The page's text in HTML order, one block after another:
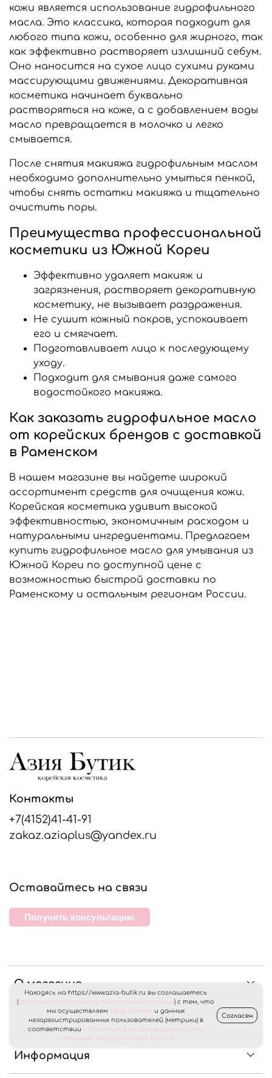
кожи является использование гидрофильного
масла. Это классика, которая подходит для
любого типа кожи, особенно для жирного, так
как эффективно растворяет излишний себум.
Оно наносится на сухое лицо сухими руками
массирующими движениями. Декоративная
косметика начинает буквально
растворяться на коже, а с добавлением воды
масло превращается в молочко и легко
смывается.
После снятия макияжа гидрофильным маслом
необходимо дополнительно умыться пенкой,
чтобы снять остатки макияжа и тщательно
очистить поры.
Преимущества профессиональной
косметики из Южной Кореи
Эффективно удаляет макияж и
загрязнения, растворяет декоративную
косметику, не вызывает раздражения.
Не сушит кожный покров, успокаивает
его и смягчает.
Подготавливает лицо к последующему
уходу.
Подходит для смывания даже самого
водостойкого макияжа.
Как заказать гидрофильное масло
от корейских брендов с доставкой
в Раменском
В нашем магазине вы найдете широкий
ассортимент средств для очищения кожи.
Корейская косметика удивит высокой
эффективностью, экономичным расходом и
натуральными ингредиентами. Предлагаем
купить гидрофильное масло для умывания из
Южной Кореи по доступной цене с
возможностью быстрой доставки по
Раменскому и остальным регионам России.
О магазине
Клиентам
Информация
Контакты
+7(4152)41-41-91
zakaz.aziaplus@yandex.ru
Оставайтесь на связи
Получить консультацию
Находясь на https://www.azia-butik.ru вы соглашаетесь
(согласие на обработку персональных данных) с тем, что
мы осуществляем сбор cookies и данных
незарегистрированных пользователей (метрики) в
соответствии с политикой конфиденциальности
интернет магазина «Азия Бутик»
Согласен